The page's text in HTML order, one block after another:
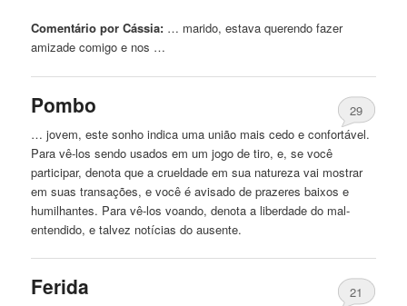
Comentário por Cássia: … marido, estavaquerendo fazer
amizade comigo e nos …
Pombo
29
… jovem, este sonho indica uma união mais cedo e confortável.
Para vê-los sendo usados ​​emum jogo de tiro, e, se você
participar, denota que a crueldade em sua natureza vai mostrar
em suas transações, e você é avisado de prazeres baixos e
humilhantes. Para vê-los voando, denota a liberdade do mal-
entendido, e talvez notícias do ausente.
Ferida
21